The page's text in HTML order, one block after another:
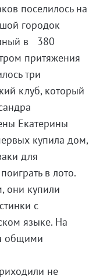
поселилось на
городок
в 380
притяжения
три
клуб, который
Екатерины
купила дом,
для
в лото.
они купили
с
языке. На
общими
не